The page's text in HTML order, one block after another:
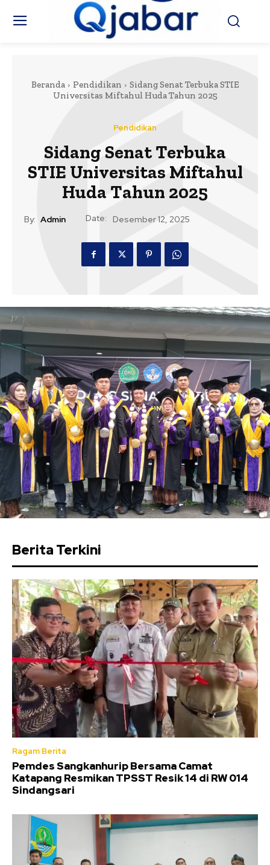
Beranda Pendidikan
Sidang Senat Terbuka STIE
Universitas Miftahul Huda Tahun 2025
Pendidikan
Sidang Senat Terbuka
STIE Universitas Miftahul
Huda Tahun 2025
By: Admin Date: Desember 12, 2025
Berita Terkini
Ragam Berita
Pemdes Sangkanhurip Bersama Camat
Katapang Resmikan TPSST Resik 14 di RW 014
Sindangsari